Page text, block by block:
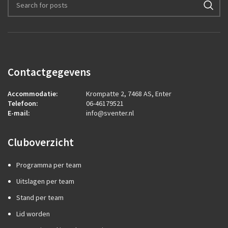
Contactgegevens
Accommodatie:
Krompatte 2, 7468 AS, Enter
Telefoon:
06-46179521
E-mail:
info@sventer.nl
Cluboverzicht
Programma per team
Uitslagen per team
Stand per team
Lid worden